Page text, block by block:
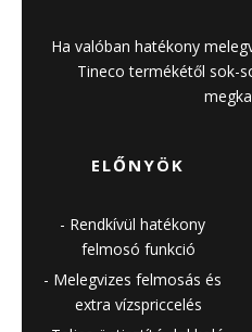
Ha valóban hatékony
Tineco termékétől sok-
ELŐNYÖK
Rendkívül hatékony
felmosó funkció
Melegvizes felmosás és
extra vízspriccelés